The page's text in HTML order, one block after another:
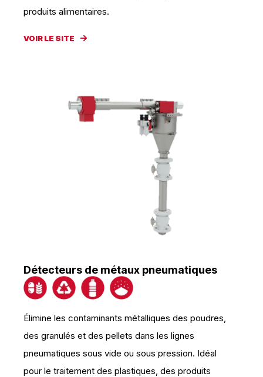
produits alimentaires.
VOIR LE SITE
Détecteurs de métaux pneumatiques
Élimine les contaminants métalliques des poudres,
des granulés et des pellets dans les lignes
pneumatiques sous vide ou sous pression. Idéal
pour le traitement des plastiques, des produits